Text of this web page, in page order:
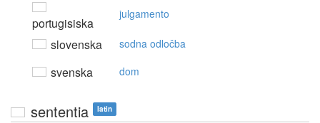
portugisiska
julgamento
slovenska sodna odločba
svenska dom
sententia latin